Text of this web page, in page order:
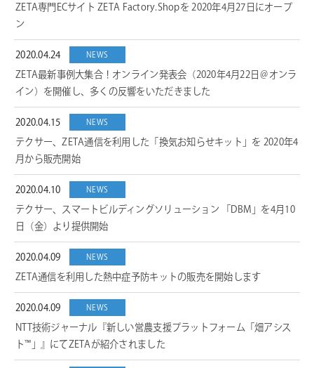
ZETA専門ECサイト ZETA Factory.Shopを 2020年4月27日にオープ
ン
2020.04.24 NEWS
ZETA最新事例大集合！オンライン発表会（2020年4月22日＠オンラ
イン）を開催し、多くの反響をいただきました
2020.04.15 NEWS
テクサー、ZETA通信を利用した「換気お知らせキット」を 2020年4
月から販売開始
2020.04.10 NEWS
テクサー、スマートビルディングソリューション 「DBM」を4月10
日（金）より提供開始
2020.04.09 NEWS
ZETA通信を利用した熱中症予防キットの販売を開始します
2020.04.09 NEWS
NTT技術ジャーナル『新しい営農支援プラットフォーム「畑アシス
ト™」』にてZETAが紹介されました